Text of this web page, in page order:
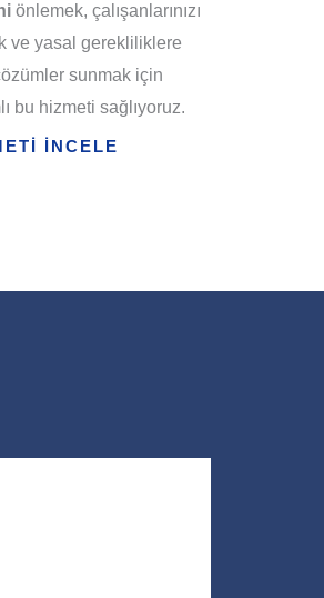
önlemek, çalışanlarınızı
ve yasal gerekliliklere
sunmak için
bu hizmeti sağlıyoruz.
İNCELE